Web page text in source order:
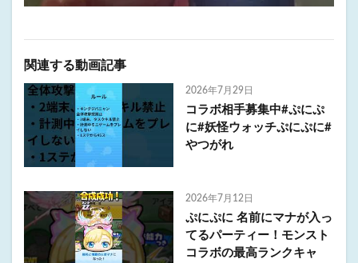
関連する動画記事
2026年7月29日
コラボ相手募集中#ぷにぷ
に#妖怪ウォッチぷにぷに#
やつがれ
2026年7月12日
ぷにぷに 名前にマナが入っ
てるパーティー！モンスト
コラボの最高ランクキャ